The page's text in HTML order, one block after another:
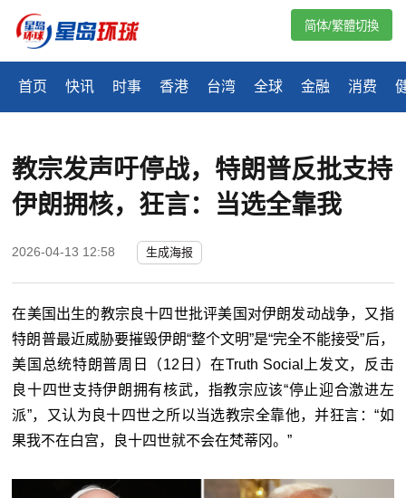
首页 快讯 时事 香港 台湾 全球 金融 消费
简体/繁體切換
教宗发声吁停战，特朗普反批支持
伊朗拥核，狂言：当选全靠我
2026-04-13 12:58 生成海报
在美国出生的教宗良十四世批评美国对伊朗发动战争，又指
特朗普最近威胁要摧毁伊朗“整个文明”是“完全不能接受”后，
美国总统特朗普周日（12日）在Truth Social上发文，反击
良十四世支持伊朗拥有核武，指教宗应该“停止迎合激进左
派”，又认为良十四世之所以当选教宗全靠他，并狂言：“如
果我不在白宫，良十四世就不会在梵蒂冈。”